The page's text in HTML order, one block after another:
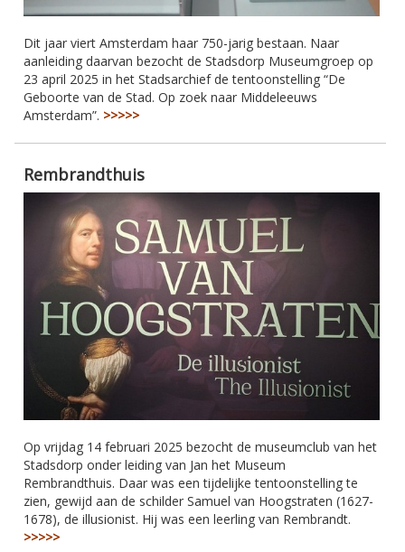
Dit jaar viert Amsterdam haar 750-jarig bestaan. Naar
aanleiding daarvan bezocht de Stadsdorp Museumgroep op
23 april 2025 in het Stadsarchief de tentoonstelling “De
Geboorte van de Stad. Op zoek naar Middeleeuws
Amsterdam”. >>>>>
Rembrandthuis
Op vrijdag 14 februari 2025 bezocht de museumclub van het
Stadsdorp onder leiding van Jan het Museum
Rembrandthuis. Daar was een tijdelijke tentoonstelling te
zien, gewijd aan de schilder Samuel van Hoogstraten (1627-
1678), de illusionist. Hij was een leerling van Rembrandt.
>>>>>